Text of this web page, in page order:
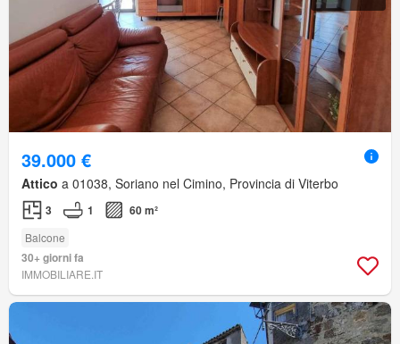
39.000 €
Attico a 01038, Soriano nel Cimino, Provincia di Viterbo
3 1 60 m²
Balcone
30+ giorni fa
IMMOBILIARE.IT